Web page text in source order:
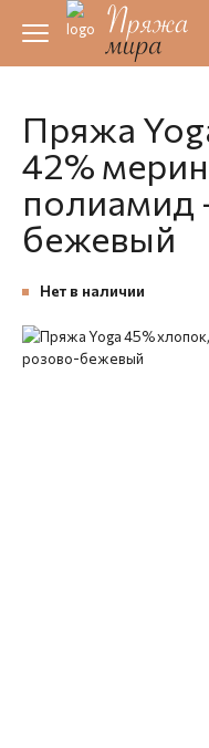
Пряжа
42%
полиамид
бежевый
Нет в наличии